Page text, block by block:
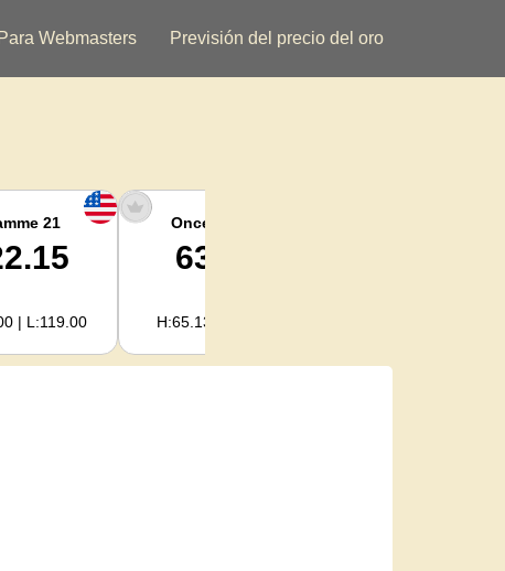
Para Webmasters Previsión del precio del oro
21
| L:119.00
Once argent
63.47
H:65.13 | L:61.15